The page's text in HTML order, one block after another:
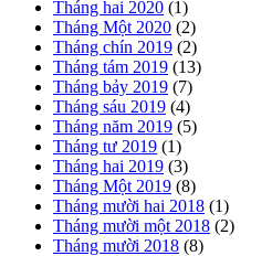
Tháng hai 2020 (1)
Tháng Một 2020 (2)
Tháng chín 2019 (2)
Tháng tám 2019 (13)
Tháng bảy 2019 (7)
Tháng sáu 2019 (4)
Tháng năm 2019 (5)
Tháng tư 2019 (1)
Tháng hai 2019 (3)
Tháng Một 2019 (8)
Tháng mười hai 2018 (1)
Tháng mười một 2018 (2)
Tháng mười 2018 (8)